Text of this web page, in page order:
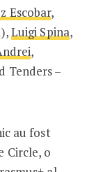
Escobar,
Luigi Spina,
,
Tenders –
au fost
Circle, o